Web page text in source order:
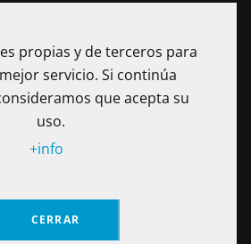
Internacional de La Rioja - UNIR es
Ministerio de Educación Nacional
de personería jurídica
propias y de terceros para
servicio. Si continúa
que acepta su
uso.
CERRAR
+info